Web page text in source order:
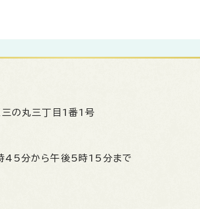
の丸三丁目1番1号
45分から午後5時15分まで